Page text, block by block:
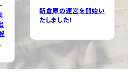
新倉庫の運営を開始い
たしました！